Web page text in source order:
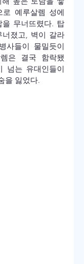
예루살렘 성에
무너뜨렸다. 탑
졌고, 벽이 갈라
사들이 물밀듯이
은 결국 함락됐
넘는 유대인들이
을 잃었다.